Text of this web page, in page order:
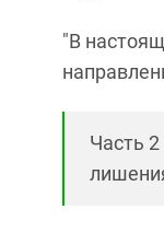
"В
Часть